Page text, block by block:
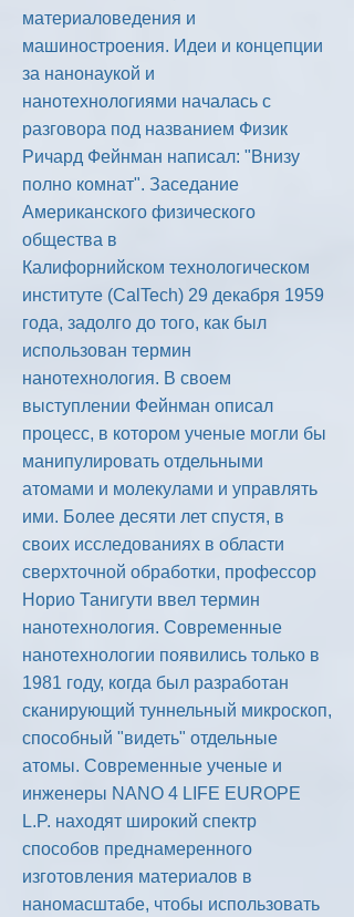
материаловедения и
машиностроения. Идеи и концепции
за нанонаукой и
нанотехнологиями началась с
разговора под названием Физик
Ричард Фейнман написал: "Внизу
полно комнат". Заседание
Американского физического
общества в
Калифорнийском технологическом
институте (CalTech) 29 декабря 1959
года, задолго до того, как был
использован термин
нанотехнология. В своем
выступлении Фейнман описал
процесс, в котором ученые могли бы
манипулировать отдельными
атомами и молекулами и управлять
ими. Более десяти лет спустя, в
своих исследованиях в области
сверхточной обработки, профессор
Норио Танигути ввел термин
нанотехнология. Современные
нанотехнологии появились только в
1981 году, когда был разработан
сканирующий туннельный микроскоп,
способный "видеть" отдельные
атомы. Современные ученые и
инженеры NANO 4 LIFE EUROPE
L.P. находят широкий спектр
способов преднамеренного
изготовления материалов в
наномасштабе, чтобы использовать